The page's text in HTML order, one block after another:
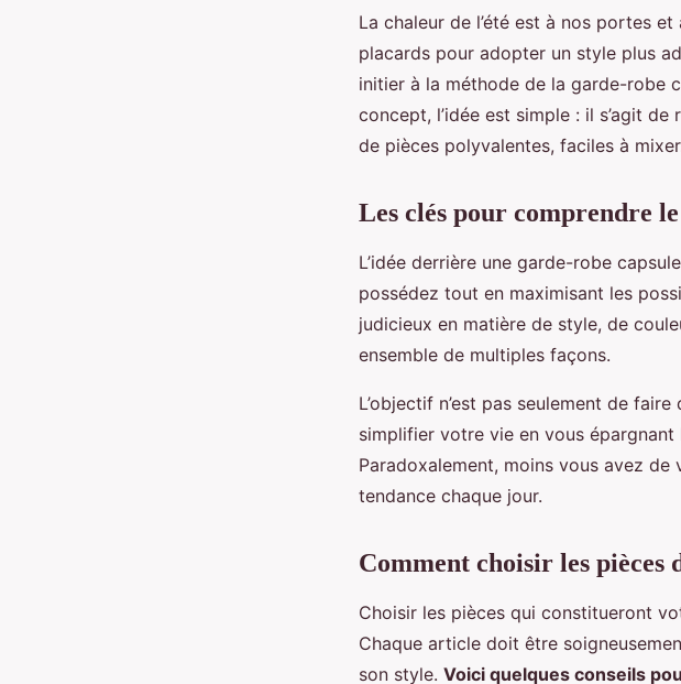
Comment organiser une
capsule pour une saison
milieu professionnel?
La chaleur de l’été est à nos portes
placards pour adopter un style plus
initier à la méthode de la garde-robe
concept, l’idée est simple : il s’agit
de pièces polyvalentes, faciles à
Les clés pour comprendre
L’idée derrière une garde-robe
possédez tout en maximisant les
judicieux en matière de style, de
ensemble de multiples façons.
L’objectif n’est pas seulement de
simplifier votre vie en vous
Paradoxalement, moins vous avez
tendance chaque jour.
Comment choisir les pièces
Choisir les pièces qui constitueront
Chaque article doit être
son style. Voici quelques conseils